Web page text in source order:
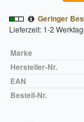
Was wir
Geringer
Lieferzeit: 1-2
Marke
Hersteller-Nr.
EAN
Bestell-Nr.